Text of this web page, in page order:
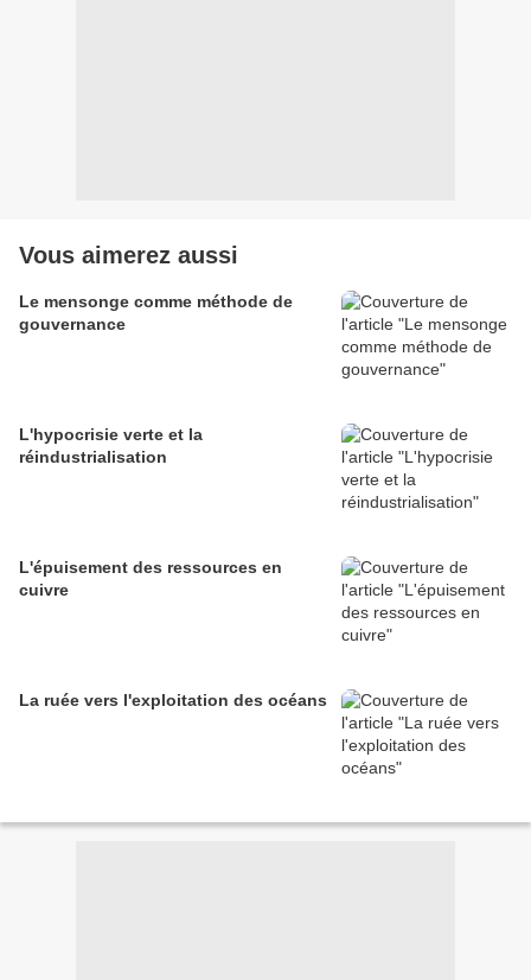
Vous aimerez aussi
Le mensonge comme méthode de
gouvernance
L'hypocrisie verte et la
réindustrialisation
L'épuisement des ressources en
cuivre
La ruée vers l'exploitation des océans